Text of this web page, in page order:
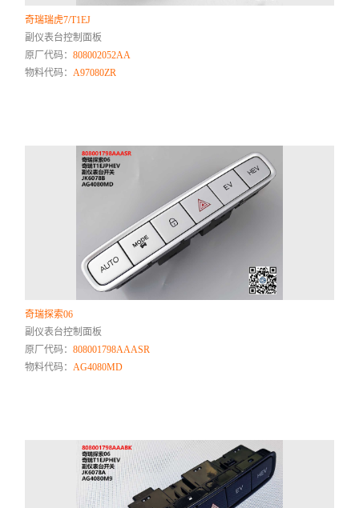
奇瑞瑞虎7/T1EJ
副仪表台控制面板
原厂代码：808002052AA
物料代码：A97080ZR
奇瑞探索06
副仪表台控制面板
原厂代码：808001798AAASR
物料代码：AG4080MD